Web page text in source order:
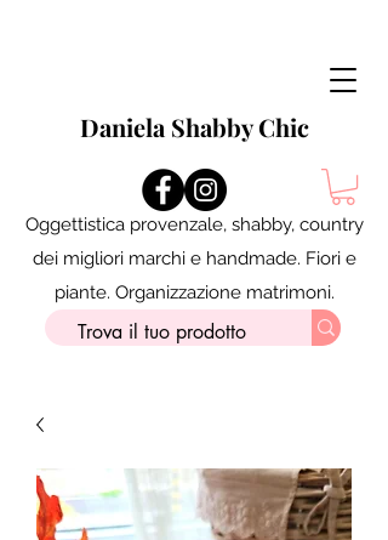
Daniela Shabby Chic
Oggettistica provenzale, shabby, country
dei migliori marchi e handmade. Fiori e
piante. Organizzazione matrimoni.